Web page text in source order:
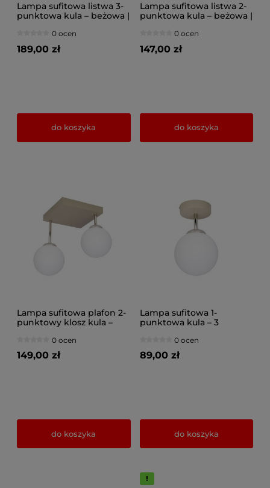
Lampa sufitowa listwa 3-
punktowa kula – beżowa |
kloszami szklanymi –
oświetlenie do salonu,
kuchni, jadalni
0 ocen
189,00 zł
do koszyka
Lampa sufitowa listwa 2-
punktowa kula – beżowa |
kloszami szklanymi –
oświetlenie do salonu,
kuchni, jadalni
0 ocen
147,00 zł
do koszyka
Lampa sufitowa plafon 2-
punktowy klosz kula –
plafon z kloszami
szklanymi – oświetlenie
do salonu, kuchni, jadalni
0 ocen
149,00 zł
do koszyka
Lampa sufitowa 1-
punktowa kula – 3
beżowa podstawa |
Nowoczesny plafon z
mlecznym kloszem
0 ocen
89,00 zł
do koszyka